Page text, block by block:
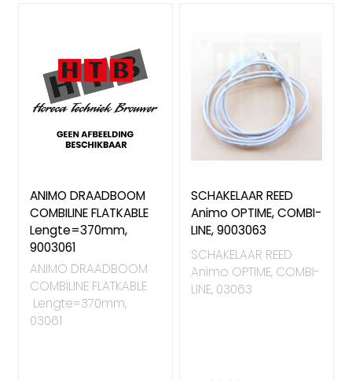
ANIMO DRAADBOOM
COMBILINE FLATKABLE
Lengte=370mm,
9003061
ANIMO DRAADBOOM
COMBILINE FLATKABLE
Lengte=370mm,
03061
SCHAKELAAR REED
Animo OPTIME, COMBI-
LINE, 9003063
SCHAKELAAR REED
Animo OPTIME, COMBI-
LINE, 03063